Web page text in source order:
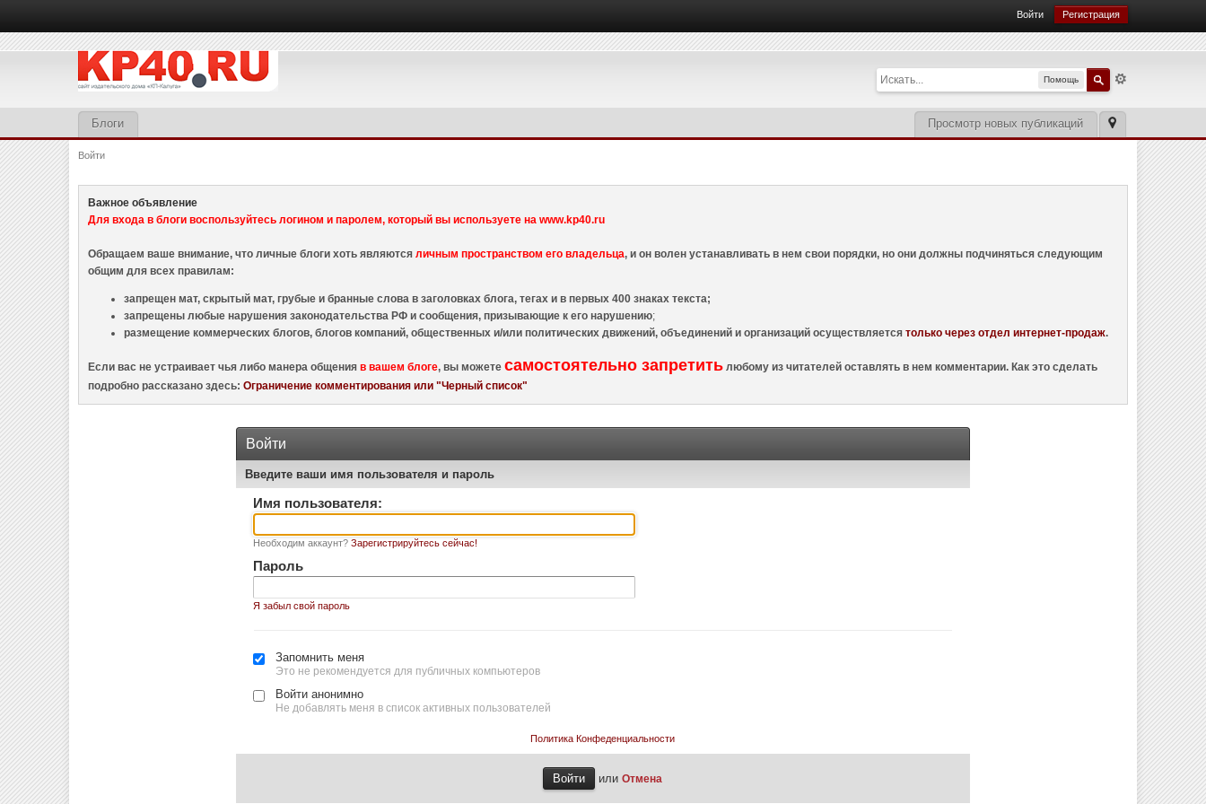
Войти Регистрация
Помощь
Просмотр новых публикаций
Блоги
Войти
Важное объявление
Для входа в блоги воспользуйтесь логином и паролем, который вы используете на www.kp40.ru
Обращаем ваше внимание, что личные блоги хоть являютсяличным пространством его владельца, и он волен устанавливать в нем свои порядки, но они должны подчиняться следующим
общим для всех правилам:
запрещен мат, скрытый мат, грубые и бранные слова в заголовках блога, тегах и в первых 400 знаках текста;
запрещены любые нарушения законодательства РФ и сообщения, призывающие к его нарушению;
размещение коммерческих блогов, блогов компаний, общественных и/или политических движений, объединений и организаций осуществляетсятолько через отдел интернет-продаж.
Если вас не устраивает чья либо манера общенияв вашем блоге, вы можетесамостоятельно запретить любому из читателей оставлять в нем комментарии. Как это сделать
подробно рассказано здесь:Ограничение комментирования или "Черный список"
Войти
Введите ваши имя пользователя и пароль
Имя пользователя:
Необходим аккаунт? Зарегистрируйтесь сейчас!
Пароль
Я забыл свой пароль
Запомнить меня
Это не рекомендуется для публичных компьютеров
Войти анонимно
Не добавлять меня в список активных пользователей
Политика Конфеденциальности
илиОтмена